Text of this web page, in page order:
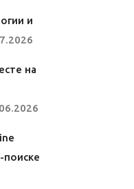
и
на
поиске